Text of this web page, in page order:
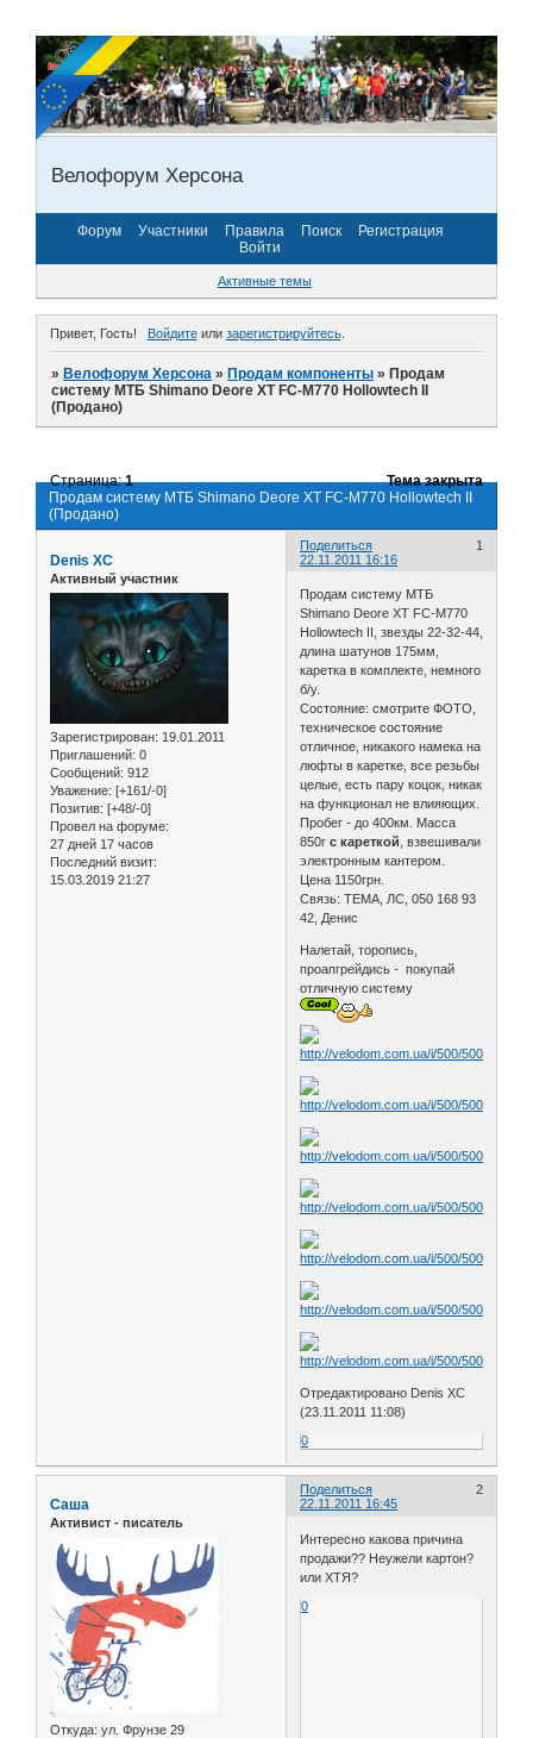
Велофорум Херсона
Форум Участники Правила Поиск
Регистрация
Войти
Активные темы
Привет, Гость! Войдитеили зарегистрируйтесь.
»Велофорум Херсона »Продам компоненты »Продам
систему МТБ Shimano Deore XT FC-M770 Hollowtech II
(Продано)
Продам систему МТБ Shimano Deore XT FC-M770 Hollowtech II
(Продано)
Страница:1 Тема закрыта
Поделиться
1
22.11.2011 16:16
Denis XC
Активный участник
Зарегистрирован: 19.01.2011
Приглашений: 0
Сообщений: 912
Уважение: [+161/-0]
Позитив: [+48/-0]
Провел на форуме:
27 дней 17 часов
Последний визит:
15.03.2019 21:27
Продам систему МТБ
Shimano Deore XT FC-M770
Hollowtech II, звезды 22-32-44,
длина шатунов 175мм,
каретка в комплекте, немного
б/у.
Состояние: смотрите ФОТО,
техническое состояние
отличное, никакого намека на
люфты в каретке, все резьбы
целые, есть пару коцок, никак
на функционал не влияющих.
Пробег - до 400км. Масса
850гс кареткой , взвешивали
электронным кантером.
Цена 1150грн.
Связь: ТЕМА, ЛС, 050 168 93
42, Денис
Налетай, торопись,
проапгрейдись - покупай
отличную систему
Отредактировано Denis XC
(23.11.2011 11:08)
0
Поделиться
2
22.11.2011 16:45
Саша
Активист - писатель
Откуда: ул. Фрунзе 29
Интересно какова причина
продажи?? Неужели картон?
или ХТЯ?
0